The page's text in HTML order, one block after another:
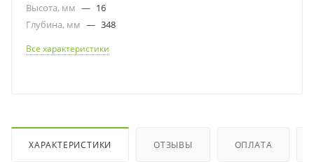
Высота, мм — 16
Глубина, мм — 348
Все характеристики
ХАРАКТЕРИСТИКИ ОТЗЫВЫ ОПЛАТА